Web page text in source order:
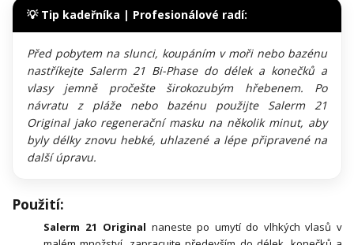
💡 Tip kadeřníka | Profesionálové radí:
Před pobytem na slunci, koupáním v moři nebo bazénu
nastříkejte Salerm 21 Bi-Phase do délek a konečků a
vlasy jemně pročešte širokozubým hřebenem. Po
návratu z pláže nebo bazénu použijte Salerm 21
Original jako regenerační masku na několik minut, aby
byly délky znovu hebké, uhlazené a lépe připravené na
další úpravu.
Použití:
Salerm 21 Original naneste po umytí do vlhkých vlasů v